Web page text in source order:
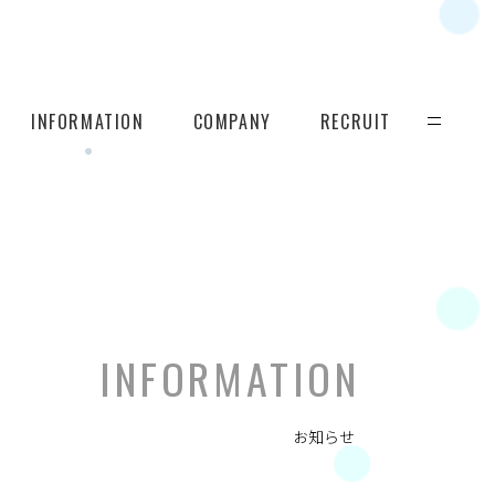
INFORMATION COMPANY RECRUIT
INFORMATION
お知らせ